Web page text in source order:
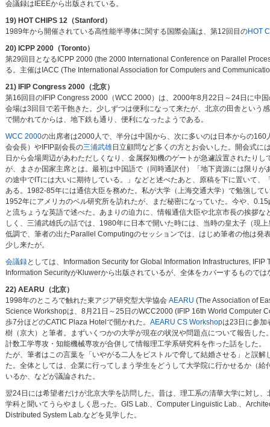
会議録はIEEEから出版されている。
19) HOT CHIPS 12（Stanford）
1989年から開催されている高性能半導体に関する国際会議は、第12回目のHOT
20) ICPP 2000（Toronto）
第29回目となるICPP 2000 (the 2000 International Conference on Parallel
る。主催はIACC (The International Association for Computers and
21) IFIP Congress 2000（北京）
第16回目のIFIP Congress 2000（WCC 2000）は、2000年8月22日～24日に中
会場は3回目で若干飽きた。少しずつは便利になって来たが、北京の田舎という
で開かれてからは、地下鉄も通り、便利になったようである。
WCC 2000の出席者は2000人で、半分は中国から、次に多いのは日本からの
会会長）やIFIP副会長の三浦武雄日立顧問など多くの方とお会いした。開会式に
日から会場周辺があわただしくなり、金属探知機のゲートが急遽設置されたり
が、まさか国家主席とは。最初は中国語で（同時通訳付）「地下資源には限り
の途中でITには大いに期待している。」などと述べたあと、原稿を下に置いて
ある。1982-85年には通信大臣を務めた。私が大学（上海交通大学）で勉強して
1952年にアメリカのベル研究所を訪れたが、まだ秘密になっていた。今や、
と流ちょうな英語で述べた。あまりの迫力に、情報通信大臣や北京市長の挨拶
しく、三浦武雄氏の話では、1980年に日本で開いた時には、当時の皇太子（現
低調で、筆者の出たParallel Computingのセッションでは、はじめ筆者の他は発
少し来たが。
会議録としては、Information Security for Global Information Infrastructures,
Information SecurityがKluwerから出版されているが、全体をカバーするものでは
22) AEARU（北京）
1998年のところで触れた東アジア研究型大学協会 AEARU (The Association of
Science Workshopは、8月21日～25日のWCC2000 (IFIP 16th World Computer
歩7分ほどのCATIC Plaza Hotelで開かれた。 AEARU CS Workshopは23日に参加
樹（京大）と筆者。まずいくつかの大学が現在の状況や問題点について報告し
計数工学専攻・知能機械専攻が合併して情報理工学系研究科を作った話をした
たが、筆者はこの言葉を「いやがる二人をピストルで脅して結婚させる」と誤
た。全体としては、企業に行ってしまう学生をどうして大学院に行かせるか（
いるか、などが議論された。
翌24日には希望者だけが北京大学を訪問した。昔は、理工系の清華大学に対し
学科と聞いてうらやましく思った。GIS Lab.、Computer Linguistic Lab.、
Distributed System Lab.などを見学した。